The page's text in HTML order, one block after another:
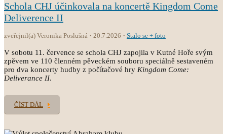
Schola CHJ účinkovala na koncertě Kingdom Come
Deliverence II
zveřejnil(a) Veronika Poslušná 20.7.2026 Stalo se + foto
V sobotu 11. července se schola CHJ zapojila v Kutné Hoře svým
zpěvem ve 110 členném pěveckém souboru speciálně sestaveném
pro dva koncerty hudby z počítačové hry Kingdom Come:
Deliverance II.
ČÍST DÁL